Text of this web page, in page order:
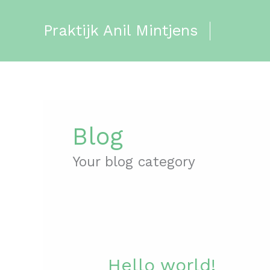
Praktijk Anil Mintjens
Blog
Your blog category
Hello world!
Hello